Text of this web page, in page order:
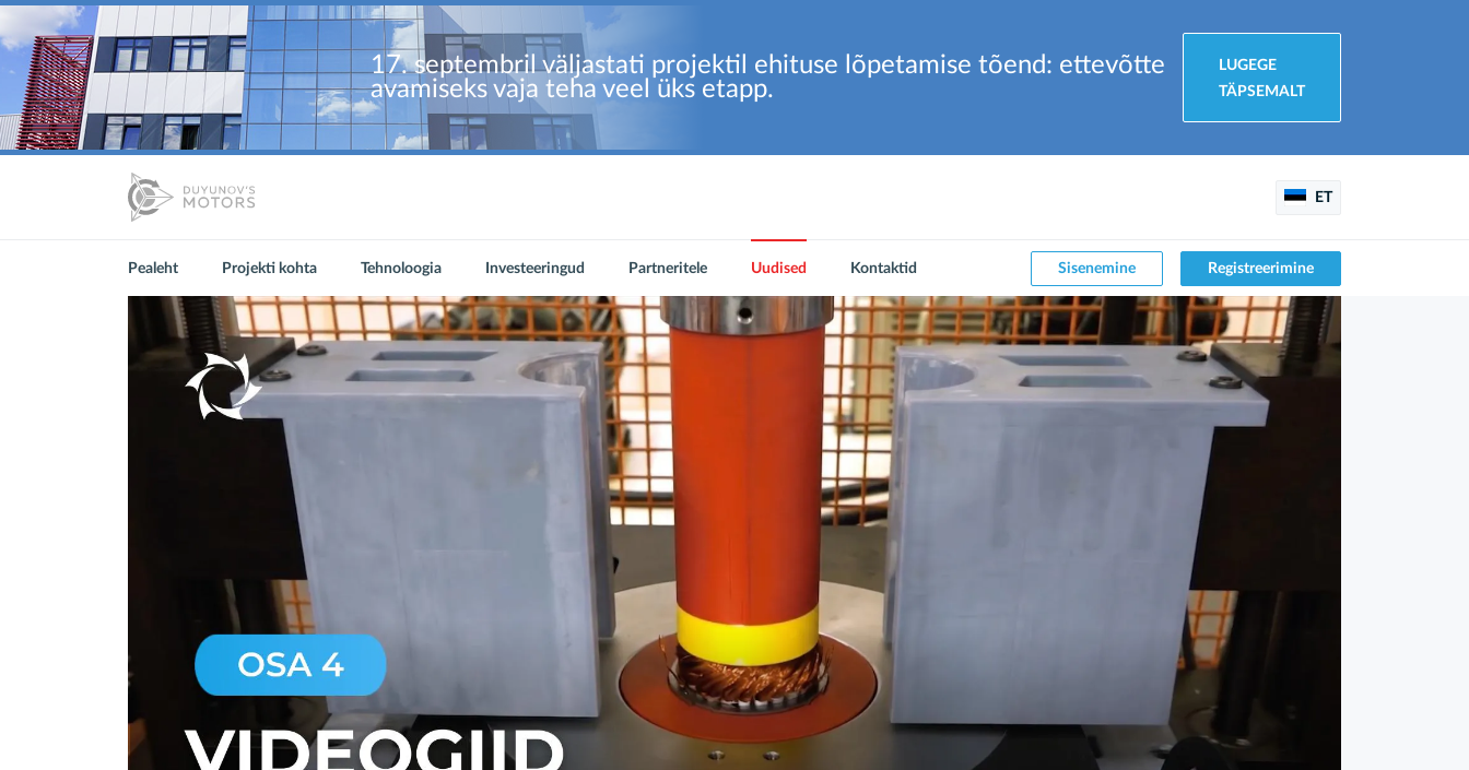
17. septembril väljastati projektil ehituse lõpetamise tõend: ettevõtte
avamiseks vaja teha veel üks etapp.
LUGEGE
TÄPSEMALT
ET
Pealeht Projekti kohta Tehnoloogia Investeeringud Partneritele Uudised Kontaktid Sisenemine Registreerimine
Major media outlets covered
AERONOVA's participation at VIVA
Nädala kokkuvõte projektis
"Dujunovi mootorid"
Olulisemad sündmused
"Sovelmash"i juulis